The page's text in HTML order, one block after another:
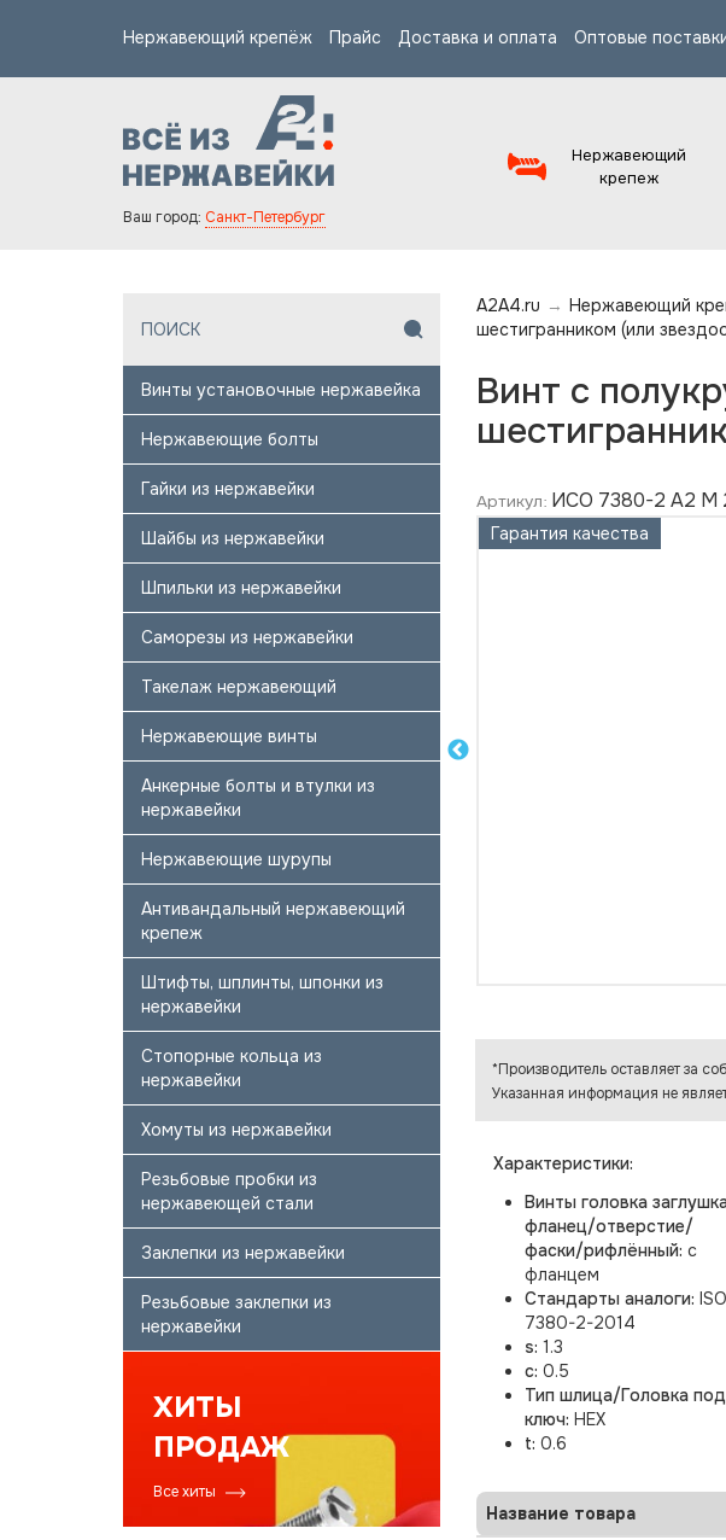
Нержавеющий крепёж Прайс Доставка и оплата Оптовые
Ваш город: Санкт-Петербург
Нержавеющий
крепеж
Винты установочные нержавейка
Нержавеющие болты
Гайки из нержавейки
Шайбы из нержавейки
Шпильки из нержавейки
Саморезы из нержавейки
Такелаж нержавеющий
Нержавеющие винты
Анкерные болты и втулки из
нержавейки
Нержавеющие шурупы
Антивандальный нержавеющий
крепеж
Штифты, шплинты, шпонки из
нержавейки
Стопорные кольца из
нержавейки
Хомуты из нержавейки
Резьбовые пробки из
нержавеющей стали
Заклепки из нержавейки
Резьбовые заклепки из
нержавейки
ХИТЫ
ПРОДАЖ
Все хиты
A2A4.ru → Нержавеющий
шестигранником (или
Винт с
Артикул:ИСО 7380-2 А2 M
Гарантия качества
Характеристики:
Винты головка
фланец/отверстие/
фаски/рифлённый: с
фланцем
Стандарты аналоги: ISO
7380-2-2014
s: 1.3
c: 0.5
Тип шлица/Головка под
ключ: HEX
t: 0.6
*Производитель оставляет за
Указанная информация не
Название товара